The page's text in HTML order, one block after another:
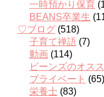
一時預かり保育
BEANS卒業生
♡ブログ (518)
子育て禅語 (7)
動画 (114)
ビーンズのオス
プライベート (65)
栄養士 (83)